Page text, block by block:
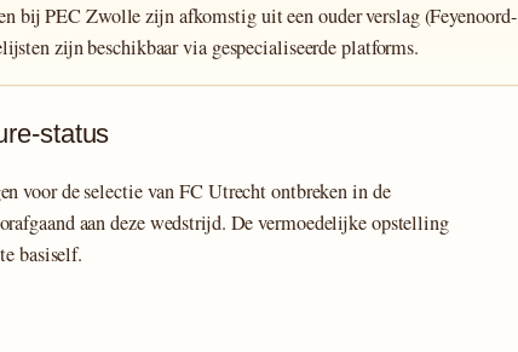
bij PEC Zwolle zijn afkomstig uit een ouder verslag (Feyenoord-
zijn beschikbaar via gespecialiseerde platforms.
status
voor de selectie van FC Utrecht ontbreken in de
aan deze wedstrijd. De vermoedelijke opstelling
basiself.